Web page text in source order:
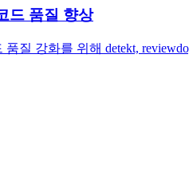
드 품질 향상
질 강화를 위해 detekt,